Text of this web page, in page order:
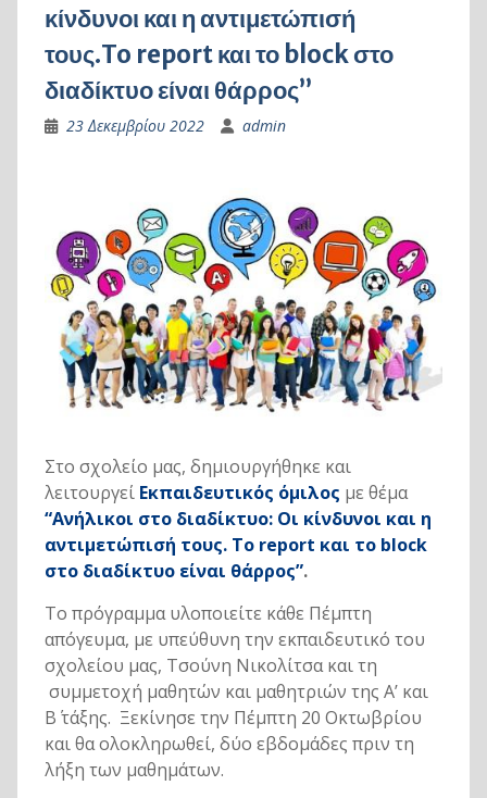
κίνδυνοι και η αντιμετώπισή
τους.To report και το block στο
διαδίκτυο είναι θάρρος”
23 Δεκεμβρίου 2022 admin
Στο σχολείο μας, δημιουργήθηκε και
λειτουργεί Εκπαιδευτικός όμιλος με θέμα
“Ανήλικοι στο διαδίκτυο: Οι κίνδυνοι και η
αντιμετώπισή τους. To report και το block
στο διαδίκτυο είναι θάρρος”.
Το πρόγραμμα υλοποιείτε κάθε Πέμπτη
απόγευμα, με υπεύθυνη την εκπαιδευτικό του
σχολείου μας, Τσούνη Νικολίτσα και τη
συμμετοχή μαθητών και μαθητριών της Α’ και
Β΄ τάξης. Ξεκίνησε την Πέμπτη 20 Οκτωβρίου
και θα ολοκληρωθεί, δύο εβδομάδες πριν τη
λήξη των μαθημάτων.